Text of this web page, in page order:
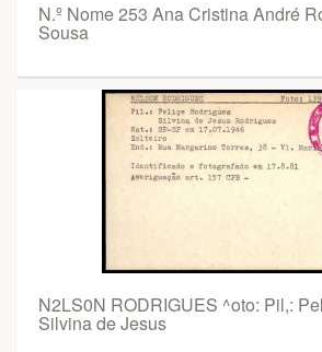
N.º Nome 253 Ana Cristina André
Sousa
N2LS0N RODRIGUES ^oto: Pil,:
Silvina de Jesus